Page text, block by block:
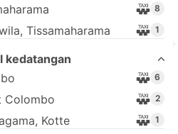
8
Tissamaharama 1
kedatangan
6
Colombo 2
Kotte 1